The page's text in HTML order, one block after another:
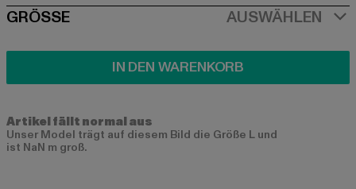
SIZE
GRÖSSE AUSWÄHLEN
IN DEN WARENKORB
Artikel fällt normal aus
Unser Model trägt auf diesem Bild die Größe L und
ist NaN m groß.